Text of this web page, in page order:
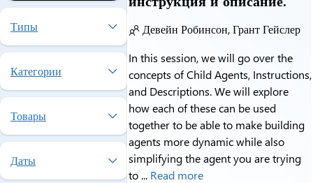
Типы
Категории
Товары
Даты
Девейн Робинсон, Грант Гейслер
In this session, we will go over the
concepts of Child Agents, Instructions,
and Descriptions. We will explore
how each of these can be used
together to be able to make building
agents more dynamic while also
simplifying the agent you are trying
to ... Read more